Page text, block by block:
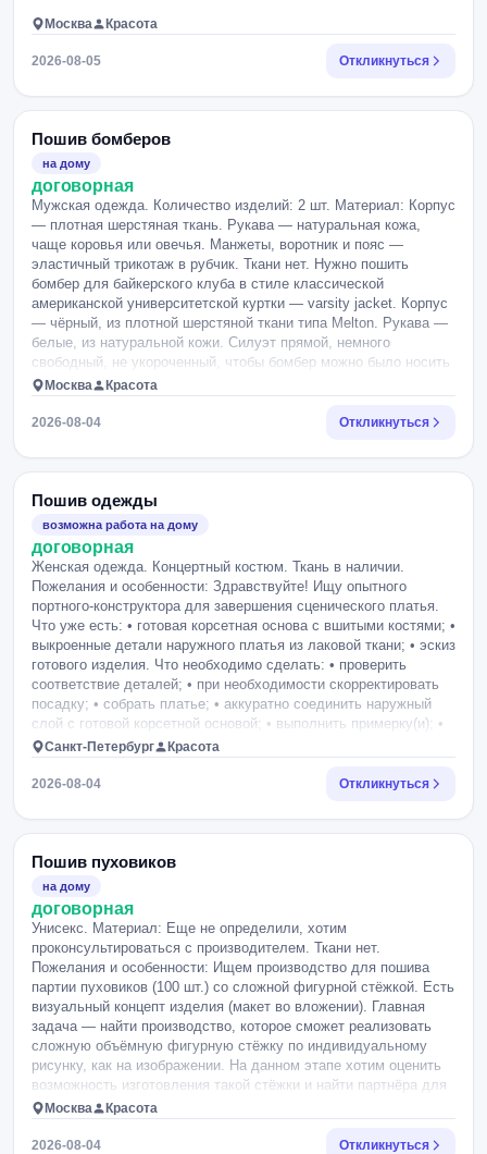
Москва Красота
2026-08-05 Откликнуться
Пошив бомберов
на дому
договорная
Мужская одежда. Количество изделий: 2 шт. Материал: Корпус
— плотная шерстяная ткань. Рукава — натуральная кожа,
чаще коровья или овечья. Манжеты, воротник и пояс —
эластичный трикотаж в рубчик. Ткани нет. Нужно пошить
бомбер для байкерского клуба в стиле классической
американской университетской куртки — varsity jacket. Корпус
— чёрный, из плотной шерстяной ткани типа Melton. Рукава —
белые, из натуральной кожи. Силуэт прямой, немного
свободный, не укороченный, чтобы бомбер можно было носить
поверх худи. Воротник, манжеты и пояс — плотная
трикотажная резинка в чёрно-белую полоску. Застёжка —
металлические кнопки. Два боковых прорезных кармана с
стёганая. Без дополнительного декора. Важно качественное
сохранение формы изделия. Прошу оценить стоимость и сроки
пошива. В качестве примера прикладываю изображение
и белыми кожаными рукавами. Есть оригинальные
американский бомбер для примера (только распарывать его не
получится). Если результат будет хорош, то готовы заказывать
у вас на постоянке для каждого нового члена клуба.
Москва Красота
2026-08-04 Откликнуться
Пошив одежды
возможна работа на дому
договорная
Женская одежда. Концертный костюм. Ткань в наличии.
Пожелания и особенности: Здравствуйте! Ищу опытного
портного-конструктора для завершения сценического платья.
Что уже есть: • готовая корсетная основа с вшитыми костями; •
выкроенные детали наружного платья из лаковой ткани; • эскиз
готового изделия. Что необходимо сделать: • проверить
соответствие деталей; • при необходимости скорректировать
посадку; • собрать платье; • аккуратно соединить наружный
слой с готовой корсетной основой; • выполнить примерку(и); •
полностью завершить изделие. Важно: • нужен опыт работы с
корсетными изделиями; • желательно опыт работы с лаковой
тканью или экокожей; • будет преимуществом опыт пошива
при отклике приложите фотографии похожих работ с
платьями. Также прошу указать ориентировочную стоимость и
ближайшую возможную дату примерки. Фотографии деталей и
Санкт-Петербург Красота
2026-08-04 Откликнуться
Пошив пуховиков
на дому
договорная
Унисекс. Материал: Еще не определили, хотим
проконсультироваться с производителем. Ткани нет.
Пожелания и особенности: Ищем производство для пошива
партии пуховиков (100 шт.) со сложной фигурной стёжкой. Есть
визуальный концепт изделия (макет во вложении). Главная
задача — найти производство, которое сможет реализовать
сложную объёмную фигурную стёжку по индивидуальному
рисунку, как на изображении. На данном этапе хотим оценить
возможность изготовления такой стёжки и найти партнёра для
дальнейшей разработки изделия, пошива образца и
последующего производства партии из 100 изделий. Просим
откликаться производства, которые: * специализируются на
Москва Красота
2026-08-04 Откликнуться